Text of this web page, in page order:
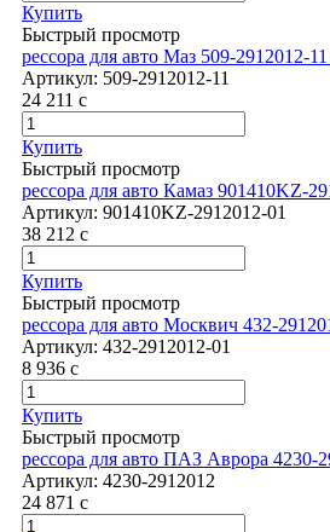
Купить
Быстрый просмотр
рессора для авто Маз 509-2912012-
Артикул: 509-2912012-11
24 211 c
Купить
Быстрый просмотр
рессора для авто Камаз 901410KZ-
Артикул: 901410KZ-2912012-01
38 212 c
Купить
Быстрый просмотр
рессора для авто Москвич 432-
Артикул: 432-2912012-01
8 936 c
Купить
Быстрый просмотр
рессора для авто ПАЗ Аврора 4230-
Артикул: 4230-2912012
24 871 c